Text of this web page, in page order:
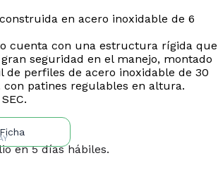
en acero inoxidable de 6
cuenta con una estructura rígida que
seguridad en el manejo, montado
de perfiles de acero inoxidable de 30
con patines regulables en altura.
en 5 días hábiles.